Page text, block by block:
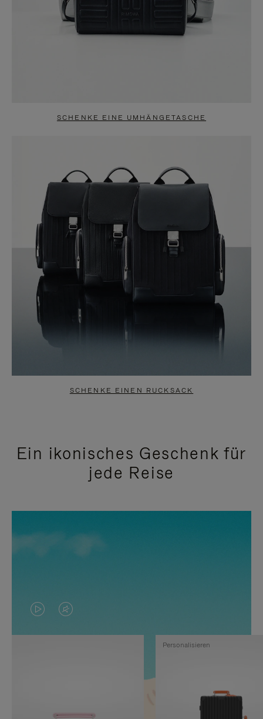
SCHENKE EINE UMHÄNGETASCHE
SCHENKE EINEN RUCKSACK
Ein ikonisches Geschenk für
jede Reise
DAS
VIDEO
VIDEO
IST
Personalisieren